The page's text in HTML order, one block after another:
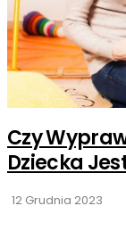
Czy
Dziecka
12 Grudnia 2023